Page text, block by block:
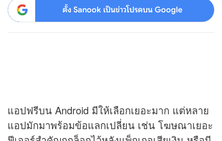
ตั้ง Sanook เป็นข่าวโปรดบน Google
แอปฟรีบน Android มีให้เลือกเยอะมาก แต่หลาย
แอปมักมาพร้อมข้อแลกเปลี่ยน เช่น โฆษณาเยอะ